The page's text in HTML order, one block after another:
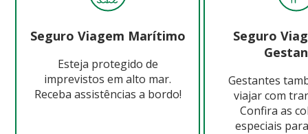
Seguro Viagem Marítimo
Esteja protegido de
imprevistos em alto mar.
Receba assistências a bordo!
Seguro
Gestantes
viajar com
Confira as
especiais